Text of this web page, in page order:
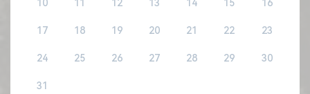
10 11 12 13 14 15 16
17 18 19 20 21 22 23
24 25 26 27 28 29 30
31